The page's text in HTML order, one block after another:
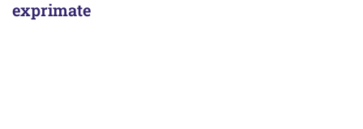
exprimate